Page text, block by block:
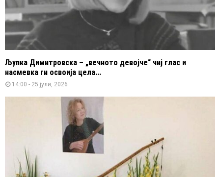
Љупка Димитровска – „вечното девојче“ чиј глас и
насмевка ги освоија цела...
14:00 - 25 јули, 2026